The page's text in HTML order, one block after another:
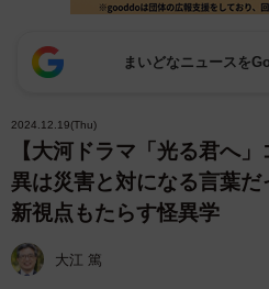
まいどなニュースを
2024.12.19(Thu)
【大河ドラマ「光る君へ
異は災害と対になる言葉
新視点もたらす怪異学
大江 篤